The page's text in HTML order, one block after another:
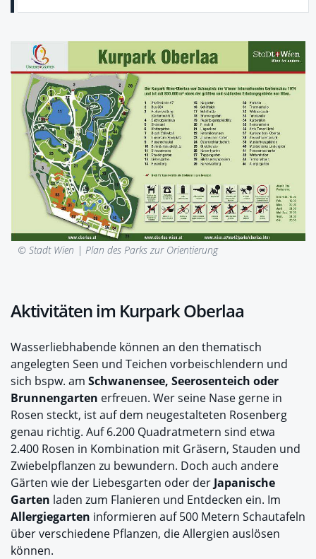
© Stadt Wien | Plan des Parks zur Orientierung
Aktivitäten im Kurpark Oberlaa
Wasserliebhabende können an den thematisch
angelegten Seen und Teichen vorbeischlendern und
sich bspw. am Schwanensee, Seerosenteich oder
Brunnengarten erfreuen. Wer seine Nase gerne in
Rosen steckt, ist auf dem neugestalteten Rosenberg
genau richtig. Auf 6.200 Quadratmetern sind etwa
2.400 Rosen in Kombination mit Gräsern, Stauden und
Zwiebelpflanzen zu bewundern. Doch auch andere
Gärten wie der Liebesgarten oder der Japanische
Garten laden zum Flanieren und Entdecken ein. Im
Allergiegarten informieren auf 500 Metern Schautafeln
über verschiedene Pflanzen, die Allergien auslösen
können.